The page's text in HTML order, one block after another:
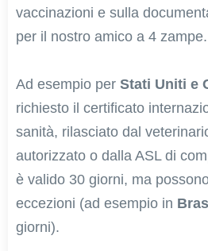
vaccinazioni e sulla
per il nostro amico a 4 zampe.
Ad esempio per Stati Uniti e
richiesto il certificato
sanità, rilasciato dal
autorizzato o dalla ASL di
è valido 30 giorni, ma
eccezioni (ad esempio in
giorni).